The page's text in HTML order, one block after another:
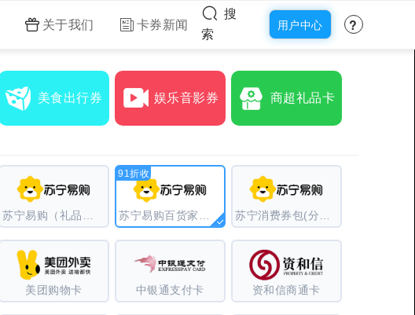
关于我们 卡券新闻
搜
索
用户中心 ?
美食出行券 娱乐音影券 商超礼品卡
91折收
美团购物卡 中银通支付卡 资和信商通卡